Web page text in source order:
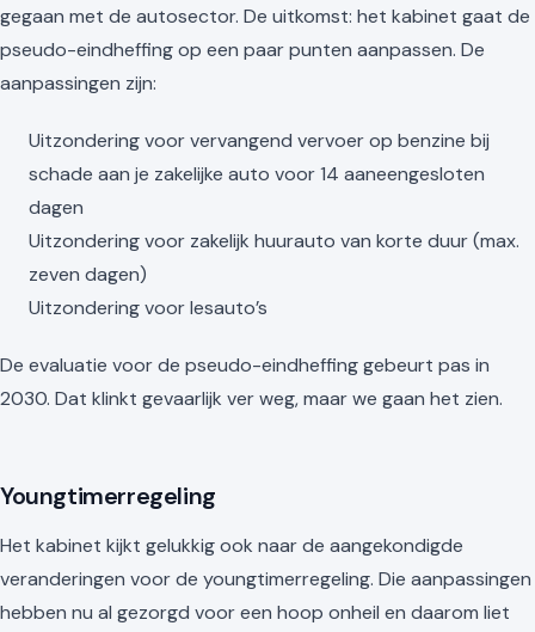
gegaan met de autosector. De uitkomst: het kabinet gaat de
pseudo-eindheffing op een paar punten aanpassen. De
aanpassingen zijn:
Uitzondering voor vervangend vervoer op benzine bij
schade aan je zakelijke auto voor 14 aaneengesloten
dagen
Uitzondering voor zakelijk huurauto van korte duur (max.
zeven dagen)
Uitzondering voor lesauto’s
De evaluatie voor de pseudo-eindheffing gebeurt pas in
2030. Dat klinkt gevaarlijk ver weg, maar we gaan het zien.
Youngtimerregeling
Het kabinet kijkt gelukkig ook naar de aangekondigde
veranderingen voor de youngtimerregeling. Die aanpassingen
hebben nu al gezorgd voor een hoop onheil en daarom liet